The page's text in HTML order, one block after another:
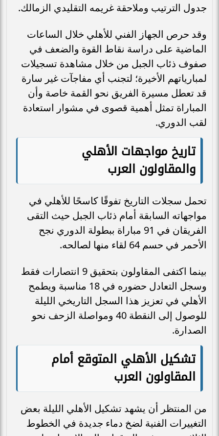
جدول الترتيب وملاحقة غريمه التقليدي الزمالك.
وقد حرص الجهاز الفني للأهلي خلال الساعات
الماضية على دراسة نقاط القوة والضعف في
صفوف ذئاب الجبل من خلال مشاهدة تسجيلات
لمبارياتهم الأخيرة؛ لتجنب أي مفاجآت غير سارة
قد تعطل مسيرة الفريق نحو القمة خاصة وأن
المباراة تمثل أهمية قصوى في مشوار استعادة
لقب الدوري.
تاريخ مواجهات الأهلي
والمقاولون العرب
تحمل سجلات التاريخ تفوقًا كاسحًا للأهلي في
مواجهاته السابقة أمام ذئاب الجبل حيث التقى
الفريقان في 91 مباراة ببطولة الدوري نجح
الأحمر في حسم 64 لقاء منها لصالحه.
بينما اكتفى المقاولون بتحقيق 9 انتصارات فقط
وسجل التعادل حضوره في 18 مناسبة ويطمح
الأهلي في تعزيز هذا السجل التاريخي الليلة
للوصول إلى النقطة 40 ومواصلة الزحف نحو
الصدارة.
تشكيل الأهلي المتوقع أمام
المقاولون العرب
من المنتظر أن يشهد تشكيل الأهلي الليلة بعض
التغييرات الفنية لضخ دماء جديدة في الخطوط